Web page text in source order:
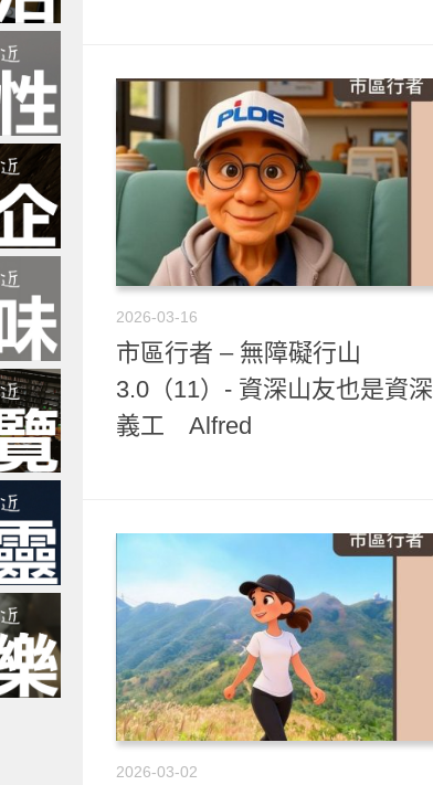
2026-03-16
市區行者 – 無障礙行山
3.0（11）- 資深山友也是資深
義工 Alfred
2026-03-02